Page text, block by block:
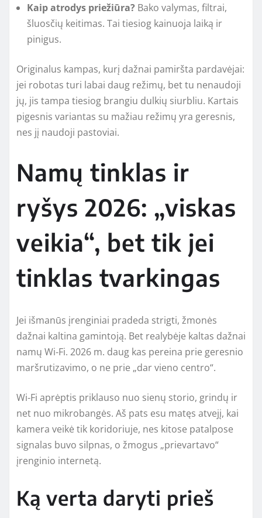
Kaip atrodys priežiūra? Bako valymas, filtrai,
šluosčių keitimas. Tai tiesiog kainuoja laiką ir
pinigus.
Originalus kampas, kurį dažnai pamiršta pardavėjai:
jei robotas turi labai daug režimų, bet tu nenaudoji
jų, jis tampa tiesiog brangiu dulkių siurbliu. Kartais
pigesnis variantas su mažiau režimų yra geresnis,
nes jį naudoji pastoviai.
Namų tinklas ir
ryšys 2026: „viskas
veikia“, bet tik jei
tinklas tvarkingas
Jei išmanūs įrenginiai pradeda strigti, žmonės
dažnai kaltina gamintoją. Bet realybėje kaltas dažnai
namų Wi‑Fi. 2026 m. daug kas pereina prie geresnio
maršrutizavimo, o ne prie „dar vieno centro“.
Wi‑Fi aprėptis priklauso nuo sienų storio, grindų ir
net nuo mikrobangės. Aš pats esu matęs atvejį, kai
kamera veikė tik koridoriuje, nes kitose patalpose
signalas buvo silpnas, o žmogus „prievartavo“
įrenginio internetą.
Ką verta daryti prieš